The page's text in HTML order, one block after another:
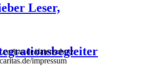
Leser,
datenschutz
impressum